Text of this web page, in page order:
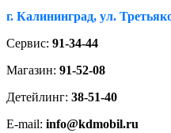
г. Калининград, ул.
Сервис: 91-34-44
Магазин: 91-52-08
Детейлинг: 38-51-40
E-mail: info@kdmobil.ru